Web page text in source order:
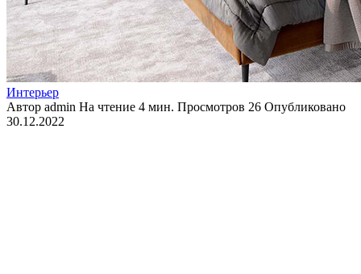
Интерьер
Автор admin На чтение 4 мин. Просмотров 26 Опубликовано
30.12.2022